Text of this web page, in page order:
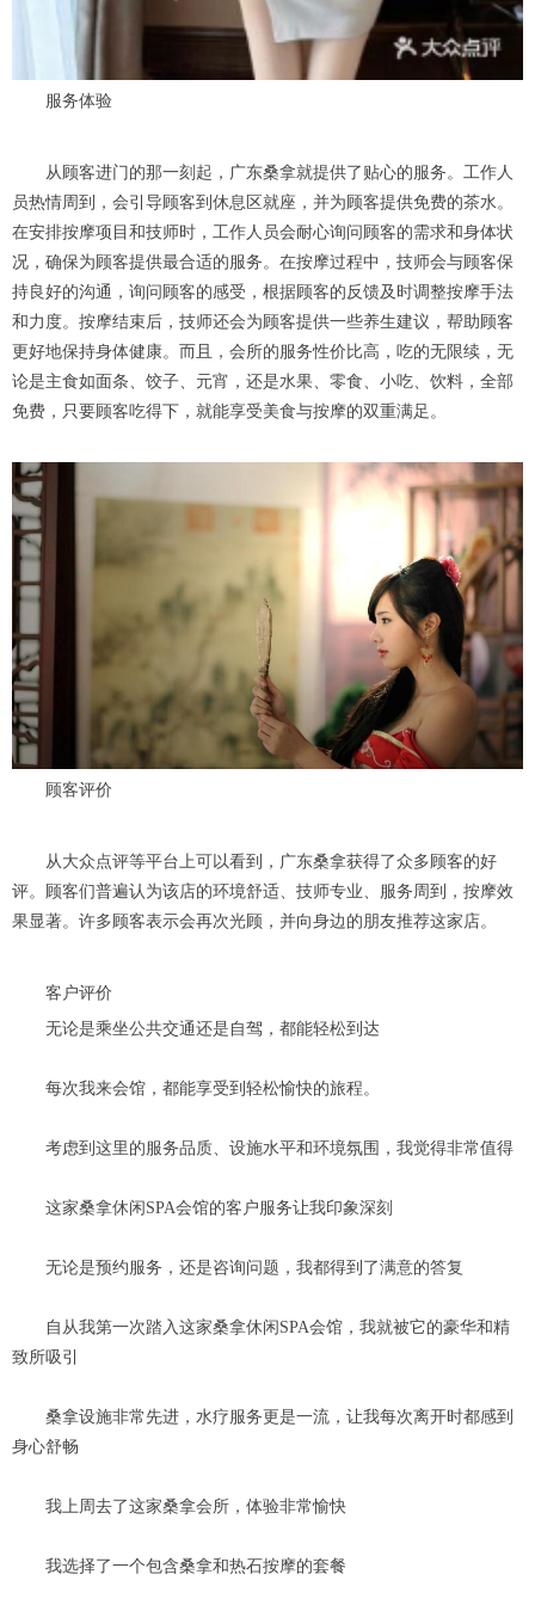
服务体验
从顾客进门的那一刻起，广东桑拿就提供了贴心的服务。工作人
员热情周到，会引导顾客到休息区就座，并为顾客提供免费的茶水。
在安排按摩项目和技师时，工作人员会耐心询问顾客的需求和身体状
况，确保为顾客提供最合适的服务。在按摩过程中，技师会与顾客保
持良好的沟通，询问顾客的感受，根据顾客的反馈及时调整按摩手法
和力度。按摩结束后，技师还会为顾客提供一些养生建议，帮助顾客
更好地保持身体健康。而且，会所的服务性价比高，吃的无限续，无
论是主食如面条、饺子、元宵，还是水果、零食、小吃、饮料，全部
免费，只要顾客吃得下，就能享受美食与按摩的双重满足。
顾客评价
从大众点评等平台上可以看到，广东桑拿获得了众多顾客的好
评。顾客们普遍认为该店的环境舒适、技师专业、服务周到，按摩效
果显著。许多顾客表示会再次光顾，并向身边的朋友推荐这家店。
客户评价
无论是乘坐公共交通还是自驾，都能轻松到达
每次我来会馆，都能享受到轻松愉快的旅程。
考虑到这里的服务品质、设施水平和环境氛围，我觉得非常值得
这家桑拿休闲SPA会馆的客户服务让我印象深刻
无论是预约服务，还是咨询问题，我都得到了满意的答复
自从我第一次踏入这家桑拿休闲SPA会馆，我就被它的豪华和精
致所吸引
桑拿设施非常先进，水疗服务更是一流，让我每次离开时都感到
身心舒畅
我上周去了这家桑拿会所，体验非常愉快
我选择了一个包含桑拿和热石按摩的套餐